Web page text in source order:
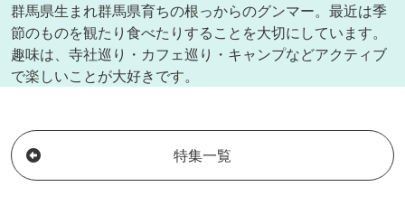
群馬県生まれ群馬県育ちの根っからのグンマー。最近は季
節のものを観たり食べたりすることを大切にしています。
趣味は、寺社巡り・カフェ巡り・キャンプなどアクティブ
で楽しいことが大好きです。
特集一覧